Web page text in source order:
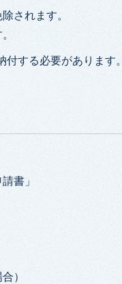
されます。
付する必要があります。
書」
）